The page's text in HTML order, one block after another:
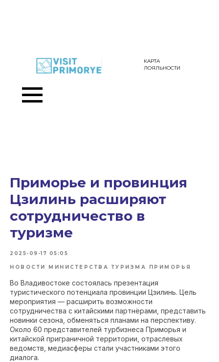
КАРТА
ЛОЯЛЬНОСТИ
Приморье и провинция
Цзилинь расширяют
сотрудничество в
туризме
2025-09-17 05:05
НОВОСТИ МИНИСТЕРСТВА ТУРИЗМА ПРИМОРЬЯ
Во Владивостоке состоялась презентация
туристического потенциала провинции Цзилинь. Цель
мероприятия — расширить возможности
сотрудничества с китайскими партнёрами, представить
новинки сезона, обменяться планами на перспективу.
Около 60 представителей турбизнеса Приморья и
китайской приграничной территории, отраслевых
ведомств, медиасферы стали участниками этого
диалога.